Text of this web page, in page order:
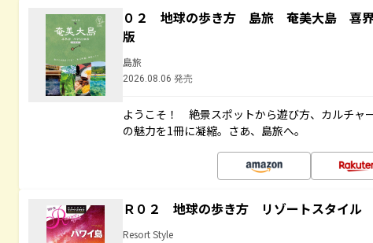
０２ 地球の歩き方 島旅 奄美大島 喜
版
島旅
2026.08.06 発売
ようこそ！ 絶景スポットから遊び方、カルチャ
の魅力を1冊に凝縮。さあ、島旅へ。
Ｒ０２ 地球の歩き方 リゾートスタイル
Resort Style